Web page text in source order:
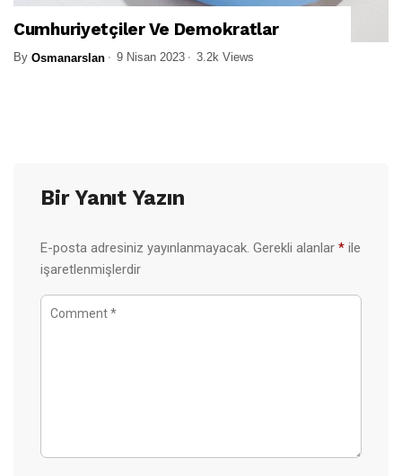
Cumhuriyetçiler Ve Demokratlar
By Osmanarslan 9 Nisan 2023 3.2k Views
Bir Yanıt Yazın
E-posta adresiniz yayınlanmayacak. Gerekli alanlar * ile
işaretlenmişlerdir